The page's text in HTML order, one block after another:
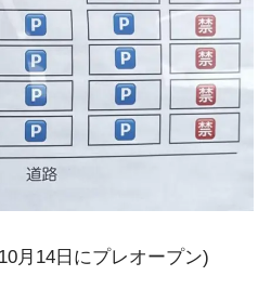
月14日にプレオープン)